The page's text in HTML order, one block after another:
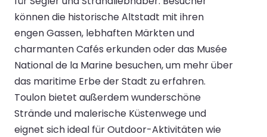
können die historische Altstadt mit ihren
engen Gassen, lebhaften Märkten und
charmanten Cafés erkunden oder das Musée
National de la Marine besuchen, um mehr über
das maritime Erbe der Stadt zu erfahren.
Toulon bietet außerdem wunderschöne
Strände und malerische Küstenwege und
eignet sich ideal für Outdoor-Aktivitäten wie